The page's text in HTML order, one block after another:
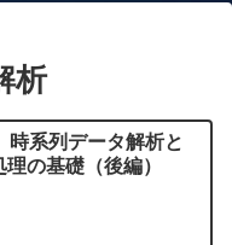
析
時系列データ解析と
の基礎（後編）